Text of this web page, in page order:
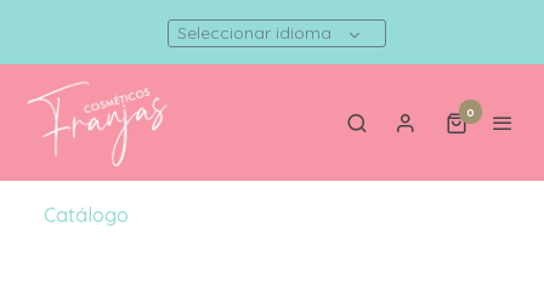
Seleccionar idioma
0
Catálogo